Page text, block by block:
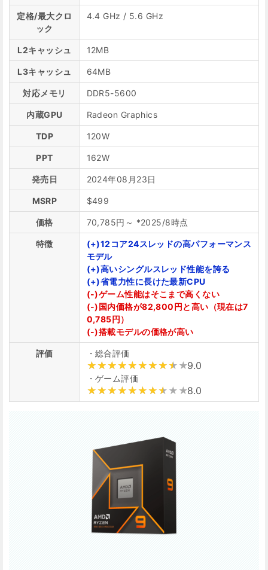
定格/最大クロ
ック
4.4 GHz / 5.6 GHz
L2キャッシュ 12MB
L3キャッシュ 64MB
対応メモリ DDR5-5600
内蔵GPU Radeon Graphics
TDP 120W
PPT 162W
発売日 2024年08月23日
MSRP $499
価格 70,785円～ *2025/8時点
特徴
(+)12コア24スレッドの高パフォーマンス
モデル
(+)高いシングルスレッド性能を誇る
(+)省電力性に長けた最新CPU
(-)ゲーム性能はそこまで高くない
(-)国内価格が82,800円と高い（現在は7
0,785円）
(-)搭載モデルの価格が高い
評価 ・総合評価
9.0
・ゲーム評価
8.0